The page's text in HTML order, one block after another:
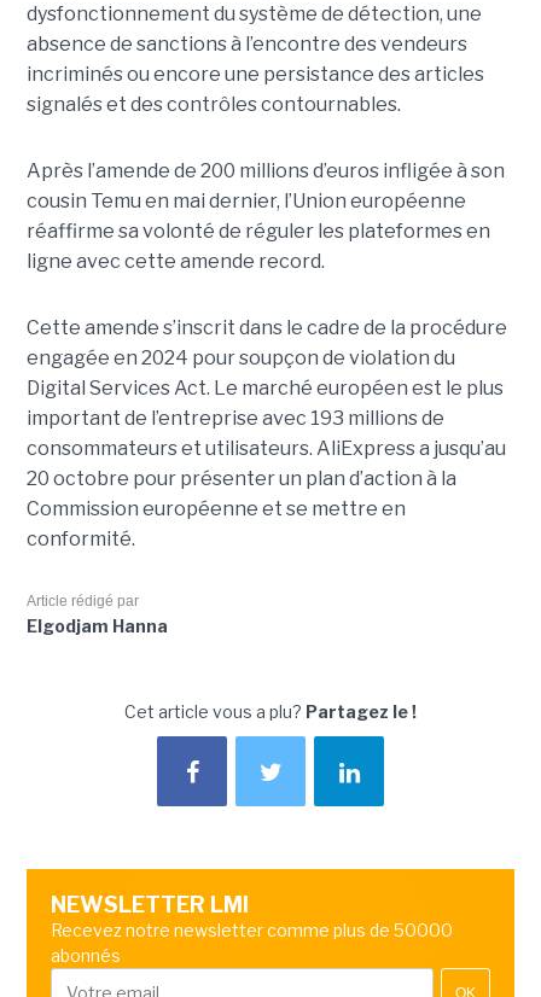
dysfonctionnement du système de détection, une
absence de sanctions à l’encontre des vendeurs
incriminés ou encore une persistance des articles
signalés et des contrôles contournables.
Après l’amende de 200 millions d’euros infligée à son
cousin Temu en mai dernier, l’Union européenne
réaffirme sa volonté de réguler les plateformes en
ligne avec cette amende record.
Cette amende s’inscrit dans le cadre de la procédure
engagée en 2024 pour soupçon de violation du
Digital Services Act. Le marché européen est le plus
important de l’entreprise avec 193 millions de
consommateurs et utilisateurs. AliExpress a jusqu’au
20 octobre pour présenter un plan d’action à la
Commission européenne et se mettre en
conformité.
Article rédigé par
Elgodjam Hanna
Cet article vous a plu? Partagez le !
NEWSLETTER LMI
Recevez notre newsletter comme plus de 50000
abonnés
OK